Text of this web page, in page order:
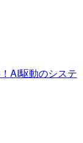
AI駆動のシステ